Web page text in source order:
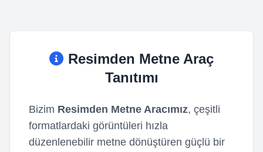
Resimden Metne Araç
Tanıtımı
Bizim Resimden Metne Aracımız, çeşitli
formatlardaki görüntüleri hızla
düzenlenebilir metne dönüştüren güçlü bir